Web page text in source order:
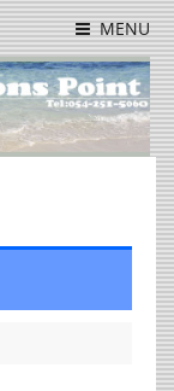
MENU